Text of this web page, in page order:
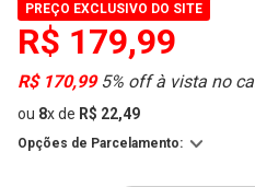
PREÇO EXCLUSIVO DO SITE
R$ 179,99
R$ 170,995% off à vista no
ou 8xde R$ 22,49
Opções de Parcelamento: